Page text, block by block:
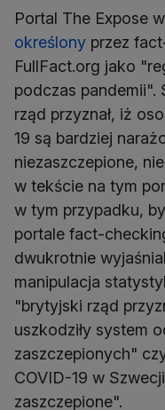
Portal The Expose
określony przez
FullFact.org jako
podczas pandemii".
rząd przyznał, iż
19 są bardziej
niezaszczepione,
w tekście na tym
w tym przypadku,
portale fact-
dwukrotnie
manipulacja
"brytyjski rząd
uszkodziły system
zaszczepionych"
COVID-19 w
zaszczepione".